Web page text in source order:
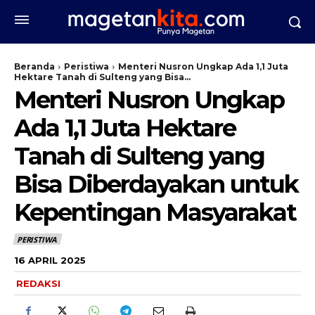
Beranda Peristiwa
Menteri Nusron Ungkap Ada 1,1 Juta
Hektare Tanah di Sulteng yang Bisa...
Menteri Nusron Ungkap
Ada 1,1 Juta Hektare
Tanah di Sulteng yang
Bisa Diberdayakan untuk
Kepentingan Masyarakat
PERISTIWA
16 APRIL 2025
REDAKSI